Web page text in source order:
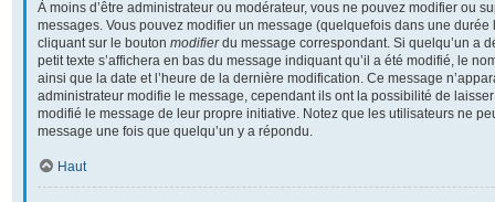
À moins d’être administrateur ou modérateur, vous ne pouvez modifier ou
messages. Vous pouvez modifier un message (quelquefois dans une
cliquant sur le bouton modifierdu message correspondant. Si quelqu’un a
petit texte s’affichera en bas du message indiquant qu’il a été modifié, le
ainsi que la date et l’heure de la dernière modification. Ce message
administrateur modifie le message, cependant ils ont la possibilité de
modifié le message de leur propre initiative. Notez que les utilisateurs ne
message une fois que quelqu’un y a répondu.
Haut